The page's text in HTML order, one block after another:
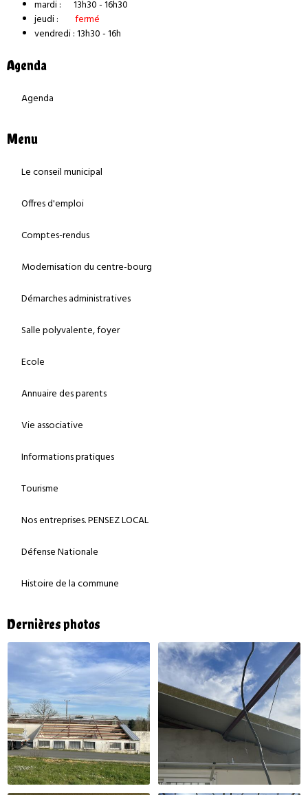
mardi : 13h30 - 16h30
jeudi : fermé
vendredi : 13h30 - 16h
Agenda
Agenda
Menu
Le conseil municipal
Offres d'emploi
Comptes-rendus
Modernisation du centre-bourg
Démarches administratives
Salle polyvalente, foyer
Ecole
Annuaire des parents
Vie associative
Informations pratiques
Tourisme
Nos entreprises. PENSEZ LOCAL
Défense Nationale
Histoire de la commune
Dernières photos